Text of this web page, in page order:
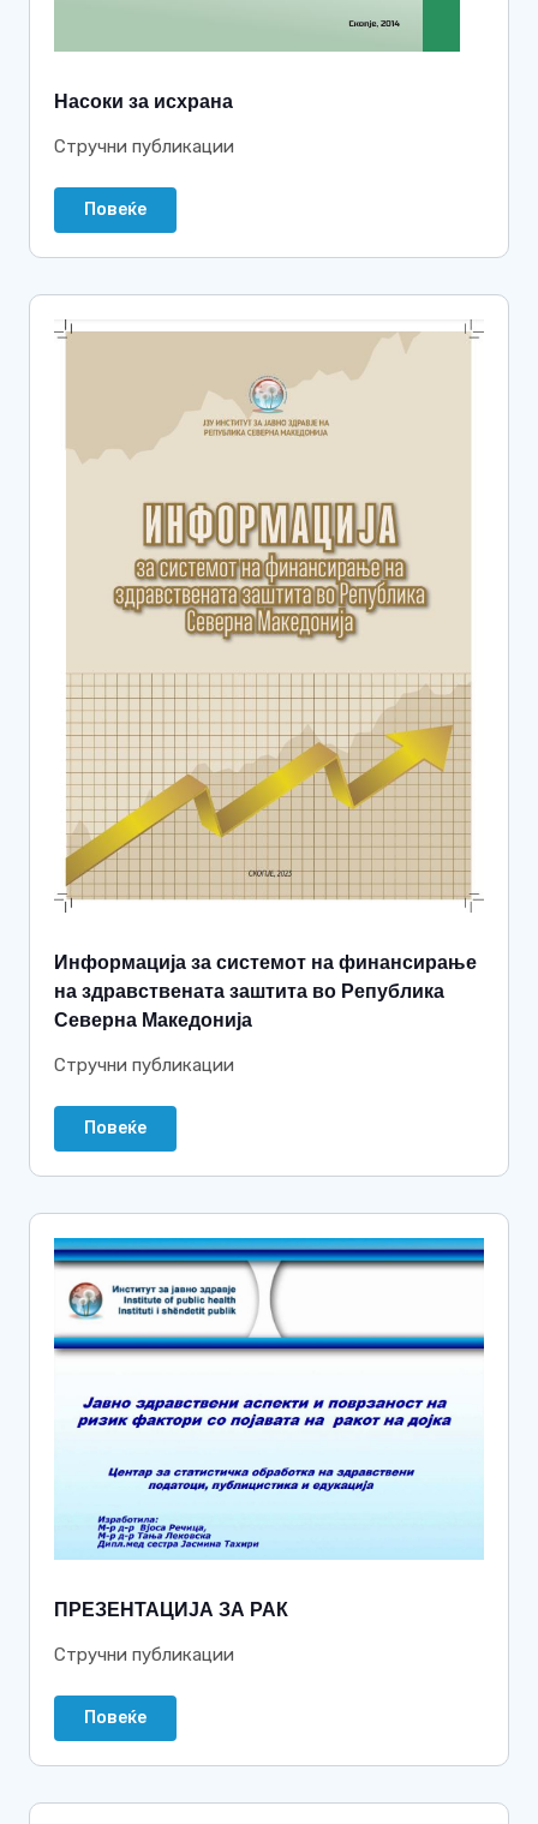
Насоки за исхрана
Стручни публикации
Повеќе
Информација за системот на финансирање
на здравствената заштита во Република
Северна Македонија
Стручни публикации
Повеќе
ПРЕЗЕНТАЦИЈА ЗА РАК
Стручни публикации
Повеќе